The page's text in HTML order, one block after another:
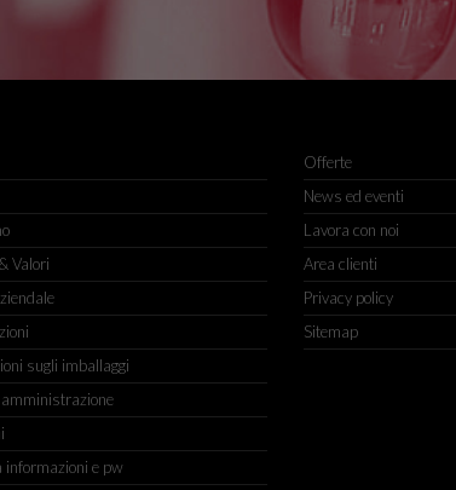
Valori
sugli imballaggi
informazioni e pw
Offerte
News ed eventi
Lavora con noi
Area clienti
Privacy policy
Sitemap